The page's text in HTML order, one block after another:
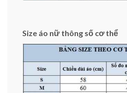
Size áo nữ thông số cơ thể